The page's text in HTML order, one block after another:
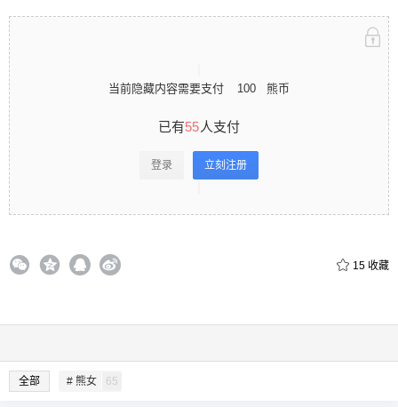
当前隐藏内容需要支付 100 熊币
已有55人支付
登录 立刻注册
15 收藏
全部 # 熊女 65
扫描二维码继续阅读